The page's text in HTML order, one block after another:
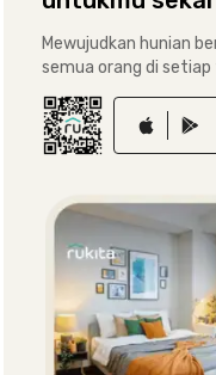
Mewujudkan hunian
semua orang di setiap